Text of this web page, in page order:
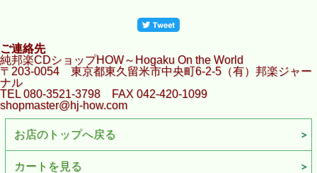
ご連絡先
純邦楽CDショップHOW～Hogaku On the World
〒203-0054 東京都東久留米市中央町6-2-5（有）邦楽ジャー
ナル
TEL 080-3521-3798 FAX 042-420-1099
shopmaster@hj-how.com
お店のトップへ戻る
カートを見る